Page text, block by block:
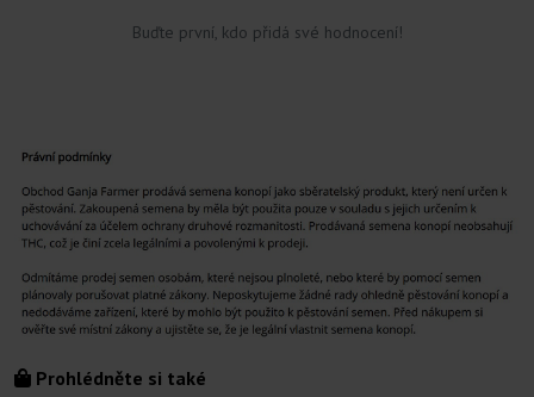
Buďte první, kdo přidá své hodnocení!
Prohlédněte si také